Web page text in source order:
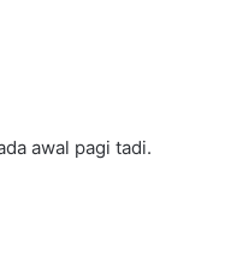
awal pagi tadi.